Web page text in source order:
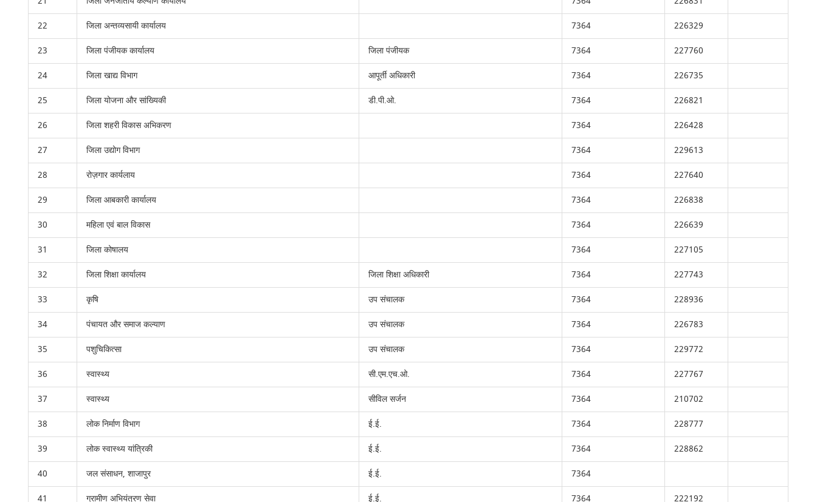
22
जिला अन्तव्यसायी कार्यालय 7364
226329
23
जिला पंजीयक कार्यालय जिला पंजीयक 7364
227760
24
जिला खाद्य विभाग आपूर्ती अधिकारी 7364
226735
25
जिला योजना और सांख्यिकी डी.पी.ओ. 7364
226821
26
जिला शहरी विकास अभिकरण 7364
226428
27
जिला उद्योग विभाग 7364
229613
28
रोज़गार कार्यलाय 7364
227640
29
जिला आबकारी कार्यालय 7364
226838
30
महिला एवं बाल विकास 7364
226639
31
जिला कोषालय 7364
227105
32
जिला शिक्षा कार्यालय जिला शिक्षा अधिकारी 7364
227743
33
कृषि उप संचालक 7364
228936
34
पंचायत और समाज कल्याण उप संचालक 7364
226783
35
पशुचिकित्सा उप संचालक 7364
229772
36
स्वास्थ्य सी.एम.एच.ओ. 7364
227767
37
स्वास्थ्य सीविल सर्जन 7364
210702
38
लोक निर्माण विभाग ई.ई. 7364
228777
39
लोक स्वास्थ्य यांत्रिकी ई.ई. 7364
228862
40
जल संसाधन, शाजापुर ई.ई.
7364
41
ग्रामीण अभियंत्रण सेवा ई.ई. 7364
222192